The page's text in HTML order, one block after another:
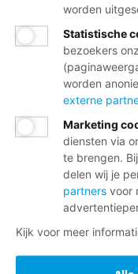
worden
Statistische
bezoekers
worden
externe
Marketing
diensten via
te brengen.
delen wij je
partners voor
Kijk voor meer